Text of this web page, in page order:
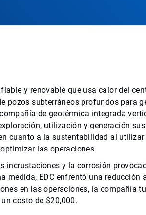
y renovable que usa calor del
pozos subterráneos profundos para
de geotérmica integrada
utilización y generación
cuanto a la sustentabilidad al utilizar
las operaciones.
incrustaciones y la corrosión
EDC enfrentó una reducción
en las operaciones, la compañía
costo de $20,000.